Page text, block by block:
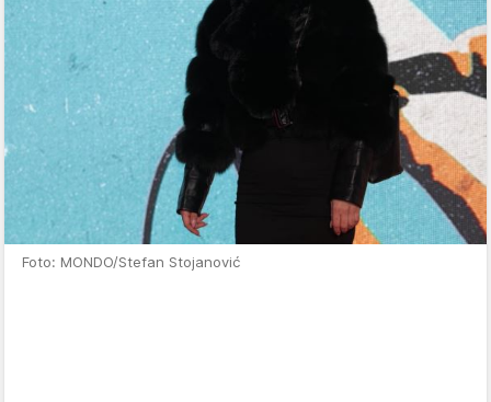
Foto: MONDO/Stefan Stojanović